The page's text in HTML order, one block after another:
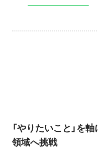
「やりたいこと」を
領域へ挑戦